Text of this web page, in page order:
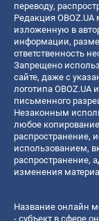
переводу,
Редакция OBOZ.UA
изложенную в
информации,
ответственность
Запрещено
сайте, даже с
логотипа OBOZ.UA
письменного
Незаконным
любое
распространение,
использованием,
распространение,
изменения
Название онлайн
- субъект в сфере